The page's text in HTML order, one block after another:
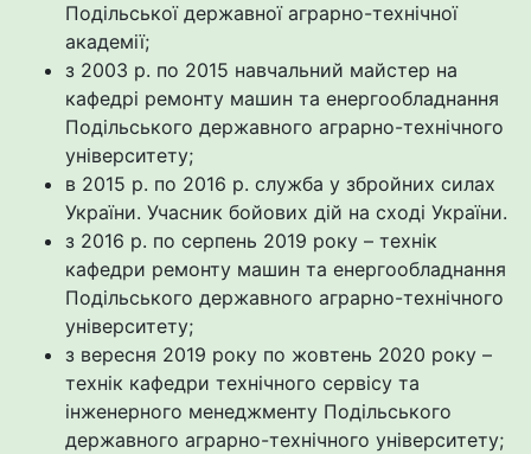
Подільської державної аграрно-технічної
академії;
з 2003 р. по 2015 навчальний майстер на
кафедрі ремонту машин та енергообладнання
Подільського державного аграрно-технічного
університету;
в 2015 р. по 2016 р. служба у збройних силах
України. Учасник бойових дій на сході України.
з 2016 р. по серпень 2019 року – технік
кафедри ремонту машин та енергообладнання
Подільського державного аграрно-технічного
університету;
з вересня 2019 року по жовтень 2020 року –
технік кафедри технічного сервісу та
інженерного менеджменту Подільського
державного аграрно-технічного університету;